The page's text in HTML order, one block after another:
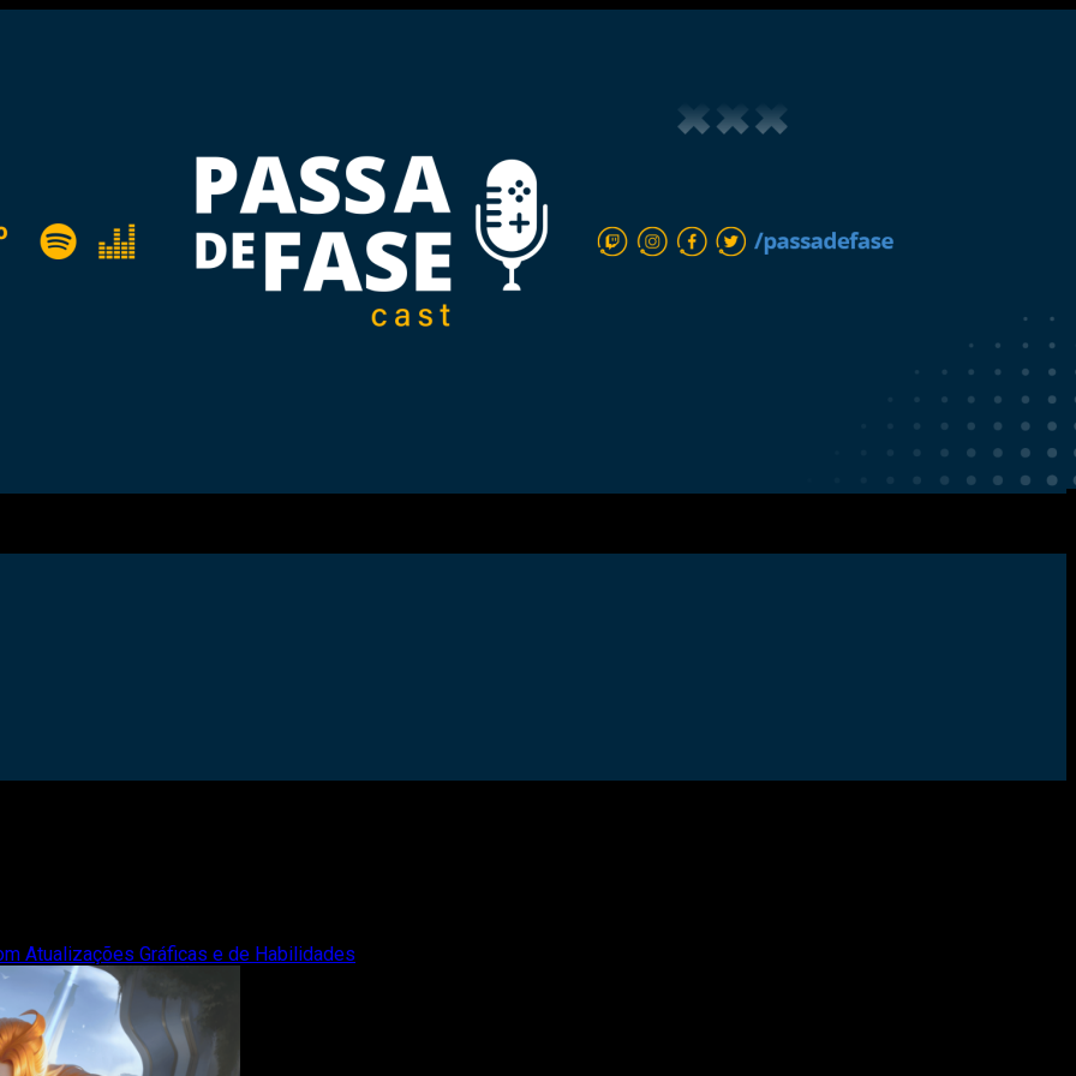
Atualizações Gráficas e de Habilidades